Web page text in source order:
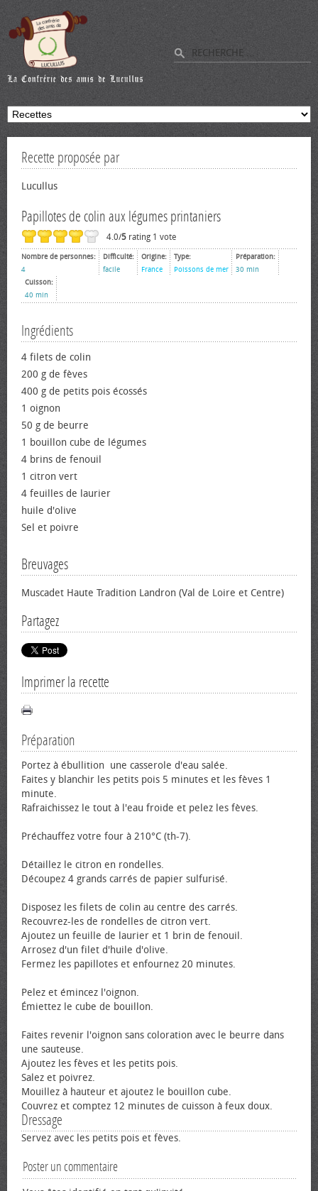
Recette proposée par
Lucullus
Papillotes de colin aux légumes printaniers
4.0/5 rating 1 vote
Nombre de personnes:
4
Difficulté:
facile
Origine:
France
Type:
Poissons de mer
Préparation:
30 min
Cuisson:
40 min
Ingrédients
4 filets de colin
200 g de fèves
400 g de petits pois écossés
1 oignon
50 g de beurre
1 bouillon cube de légumes
4 brins de fenouil
1 citron vert
4 feuilles de laurier
huile d'olive
Sel et poivre
Breuvages
Muscadet Haute Tradition Landron (Val de Loire et Centre)
Partagez
Imprimer la recette
Préparation
Portez à ébullition une casserole d'eau salée.
Faites y blanchir les petits pois 5 minutes et les fèves 1
minute.
Rafraichissez le tout à l'eau froide et pelez les fèves.
Préchauffez votre four à 210°C (th-7).
Détaillez le citron en rondelles.
Découpez 4 grands carrés de papier sulfurisé.
Disposez les filets de colin au centre des carrés.
Recouvrez-les de rondelles de citron vert.
Ajoutez un feuille de laurier et 1 brin de fenouil.
Arrosez d'un filet d'huile d'olive.
Fermez les papillotes et enfournez 20 minutes.
Pelez et émincez l'oignon.
Émiettez le cube de bouillon.
Faites revenir l'oignon sans coloration avec le beurre dans
une sauteuse.
Ajoutez les fèves et les petits pois.
Salez et poivrez.
Mouillez à hauteur et ajoutez le bouillon cube.
Couvrez et comptez 12 minutes de cuisson à feux doux.
Dressage
Servez avec les petits pois et fèves.
Poster un commentaire